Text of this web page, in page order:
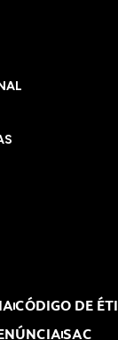
CÓDIGO DE
SAC